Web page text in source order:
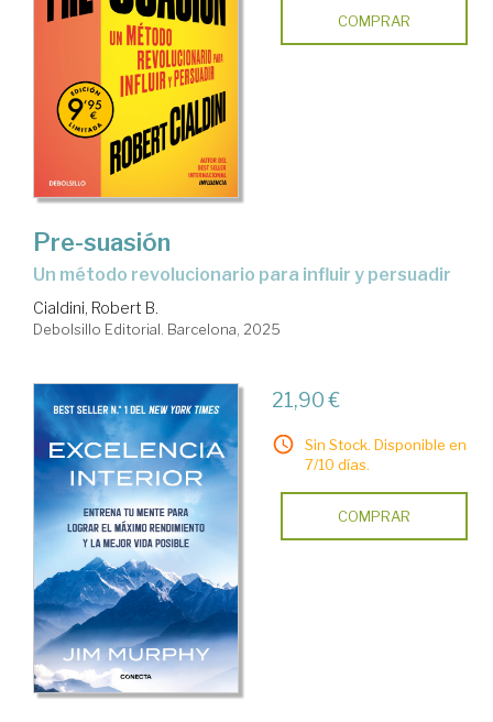
COMPRAR
Pre-suasión
Un método revolucionario para influir y persuadir
Cialdini, Robert B.
Debolsillo Editorial. Barcelona, 2025
21,90 €
Sin Stock. Disponible en
7/10 días.
COMPRAR